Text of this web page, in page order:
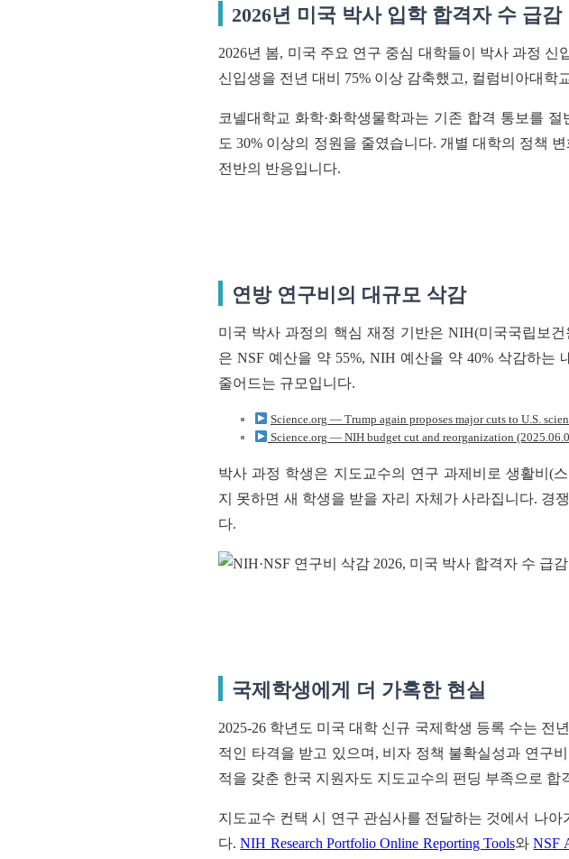
2026년 미국 박사 입학 합격자 수 급감
2026년 봄, 미국 주요 연구 중심 대학들이 박사 과정
신입생을 전년 대비 75% 이상 감축했고, 컬럼비아대학
코넬대학교 화학·화학생물학과는 기존 합격 통보를
도 30% 이상의 정원을 줄였습니다. 개별 대학의 정책
전반의 반응입니다.
연방 연구비의 대규모 삭감
미국 박사 과정의 핵심 재정 기반은 NIH(미국국립보
은 NSF 예산을 약 55%, NIH 예산을 약 40% 삭감하는
줄어드는 규모입니다.
Science.org — Trump again proposes major cuts to U.S.
Science.org — NIH budget cut and reorganization
박사 과정 학생은 지도교수의 연구 과제비로 생활비(
지 못하면 새 학생을 받을 자리 자체가 사라집니다. 경
다.
국제학생에게 더 가혹한 현실
2025-26 학년도 미국 대학 신규 국제학생 등록 수는 전
적인 타격을 받고 있으며, 비자 정책 불확실성과 연구
적을 갖춘 한국 지원자도 지도교수의 펀딩 부족으로
지도교수 컨택 시 연구 관심사를 전달하는 것에서 나
다.NIH Research Portfolio Online Reporting Tools와NSF